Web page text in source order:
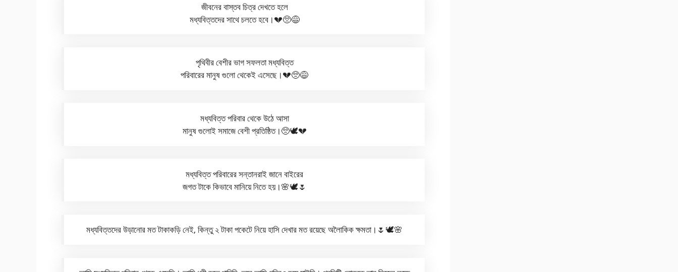
জীবনের বাস্তব চিত্র দেখতে হলে
মধ্যবিত্তদের সাথে চলতে হবে।💔🥺😅
পৃথিবীর বেশীর ভাগ সফলতা মধ্যবিত্ত
পরিবারের মানুষ গুলো থেকেই এসেছে।💔🥺😅
মধ্যবিত্ত পরিবার থেকে উঠে আসা
মানুষ গুলোই সমাজে বেশী প্রতিষ্ঠিত।🥺🕊️💔
মধ্যবিত্ত পরিবারের সন্তানরাই জানে বাইরের
জগত টাকে কিভাবে মানিয়ে নিতে হয়।🌸🕊️🌷
মধ্যবিত্তদের উড়ানোর মত টাকাকড়ি নেই, কিন্তু ২ টাকা পকেটে নিয়ে হাসি দেখার মত রয়েছে অলৈাকিক ক্ষমতা।🌷🕊️🌸